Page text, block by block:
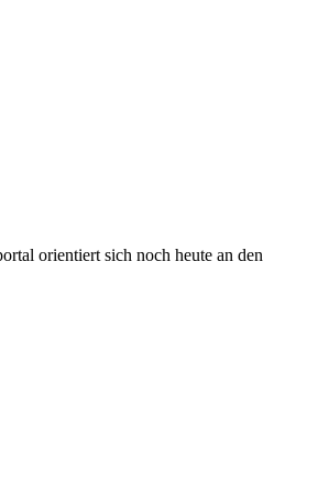
orientiert sich noch heute an den